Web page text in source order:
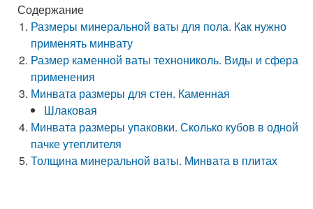
Содержание
Размеры минеральной ваты для пола. Как нужно
применять минвату
Размер каменной ваты технониколь. Виды и сфера
применения
Минвата размеры для стен. Каменная
Шлаковая
Минвата размеры упаковки. Сколько кубов в одной
пачке утеплителя
Толщина минеральной ваты. Минвата в плитах